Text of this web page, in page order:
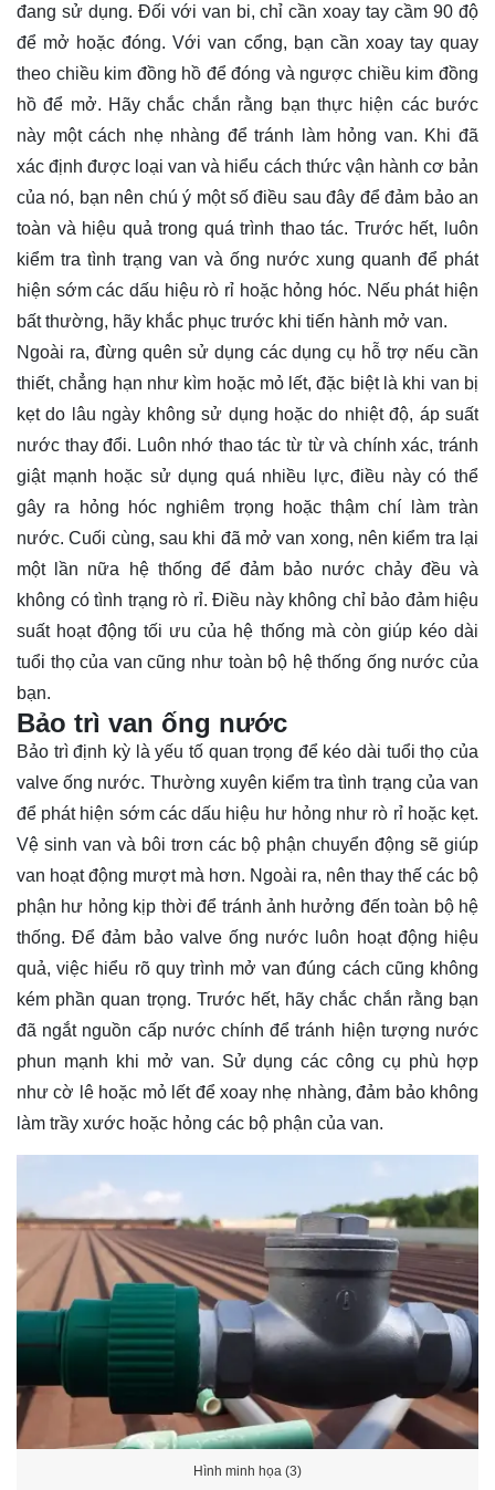
đang sử dụng. Đối với van bi, chỉ cần xoay tay cầm 90 độ
để mở hoặc đóng. Với van cổng, bạn cần xoay tay quay
theo chiều kim đồng hồ để đóng và ngược chiều kim đồng
hồ để mở. Hãy chắc chắn rằng bạn thực hiện các bước
này một cách nhẹ nhàng để tránh làm hỏng van. Khi đã
xác định được loại van và hiểu cách thức vận hành cơ bản
của nó, bạn nên chú ý một số điều sau đây để đảm bảo an
toàn và hiệu quả trong quá trình thao tác. Trước hết, luôn
kiểm tra tình trạng van và ống nước xung quanh để phát
hiện sớm các dấu hiệu rò rỉ hoặc hỏng hóc. Nếu phát hiện
bất thường, hãy khắc phục trước khi tiến hành mở van.
Ngoài ra, đừng quên sử dụng các dụng cụ hỗ trợ nếu cần
thiết, chẳng hạn như kìm hoặc mỏ lết, đặc biệt là khi van bị
kẹt do lâu ngày không sử dụng hoặc do nhiệt độ, áp suất
nước thay đổi. Luôn nhớ thao tác từ từ và chính xác, tránh
giật mạnh hoặc sử dụng quá nhiều lực, điều này có thể
gây ra hỏng hóc nghiêm trọng hoặc thậm chí làm tràn
nước. Cuối cùng, sau khi đã mở van xong, nên kiểm tra lại
một lần nữa hệ thống để đảm bảo nước chảy đều và
không có tình trạng rò rỉ. Điều này không chỉ bảo đảm hiệu
suất hoạt động tối ưu của hệ thống mà còn giúp kéo dài
tuổi thọ của van cũng như toàn bộ hệ thống ống nước của
bạn.
Bảo trì van ống nước
Bảo trì định kỳ là yếu tố quan trọng để kéo dài tuổi thọ của
valve ống nước. Thường xuyên kiểm tra tình trạng của van
để phát hiện sớm các dấu hiệu hư hỏng như rò rỉ hoặc kẹt.
Vệ sinh van và bôi trơn các bộ phận chuyển động sẽ giúp
van hoạt động mượt mà hơn. Ngoài ra, nên thay thế các bộ
phận hư hỏng kịp thời để tránh ảnh hưởng đến toàn bộ hệ
thống. Để đảm bảo valve ống nước luôn hoạt động hiệu
quả, việc hiểu rõ quy trình mở van đúng cách cũng không
kém phần quan trọng. Trước hết, hãy chắc chắn rằng bạn
đã ngắt nguồn cấp nước chính để tránh hiện tượng nước
phun mạnh khi mở van. Sử dụng các công cụ phù hợp
như cờ lê hoặc mỏ lết để xoay nhẹ nhàng, đảm bảo không
làm trầy xước hoặc hỏng các bộ phận của van.
Hình minh họa (3)